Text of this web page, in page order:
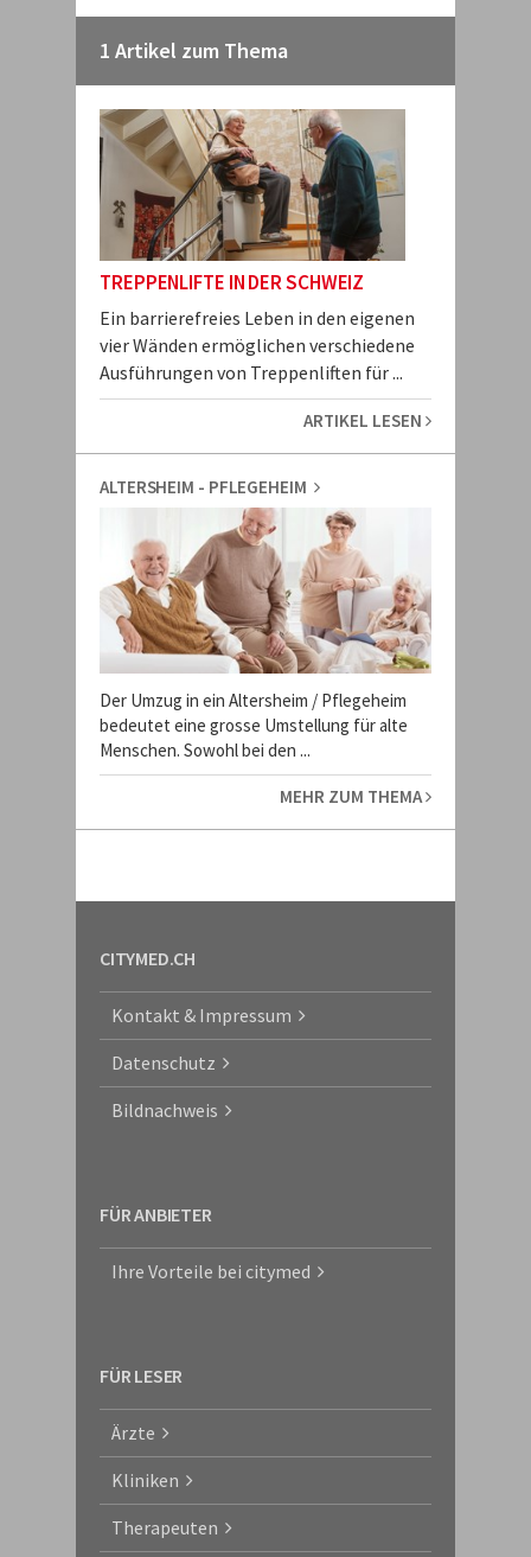
1 Artikel zum Thema
TREPPENLIFTE IN DER SCHWEIZ
Ein barrierefreies Leben in den eigenen
vier Wänden ermöglichen verschiedene
Ausführungen von Treppenliften für ...
ARTIKEL LESEN
ALTERSHEIM - PFLEGEHEIM
Der Umzug in ein Altersheim / Pflegeheim
bedeutet eine grosse Umstellung für alte
Menschen. Sowohl bei den ...
MEHR ZUM THEMA
CITYMED.CH
Kontakt & Impressum
Datenschutz
Bildnachweis
FÜR ANBIETER
Ihre Vorteile bei citymed
FÜR LESER
Ärzte
Kliniken
Therapeuten